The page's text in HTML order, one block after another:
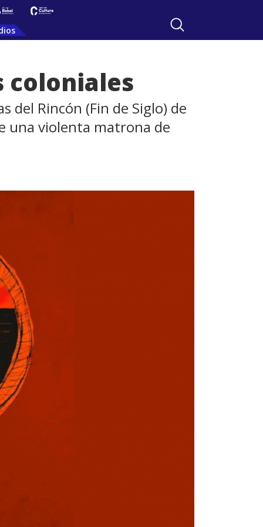
coloniales
del Rincón (Fin de Siglo) de
una violenta matrona de